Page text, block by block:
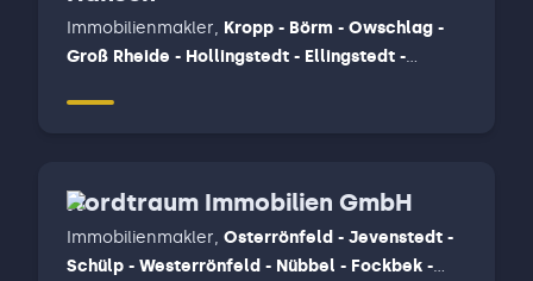
Immobilienmakler, Kropp - Börm - Owschlag -
Groß Rheide - Hollingstedt - Ellingstedt -
Uelsby - Klappholz - Stölk - Nübel - Idstedt -
Bollingstedt - Silberstedt - Eggebek, Schleswig
- Fahrdorf - Fleckeby - Jagel - Selk - Ascheffel -
Nordtraum Immobilien GmbH
Immobilienmakler, Osterrönfeld - Jevenstedt -
Schülp - Westerrönfeld - Nübbel - Fockbek -